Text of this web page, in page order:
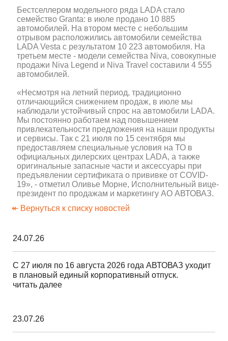
Бестселлером модельного ряда LADA стало
семейство Granta: в июле продано 10 885
автомобилей. На втором месте с небольшим
отрывом расположились автомобили семейства
LADA Vesta с результатом 10 223 автомобиля. На
третьем месте - модели семейства Niva, совокупные
продажи Niva Legend и Niva Travel составили 4 555
автомобилей.
«Несмотря на летний период, традиционно
отличающийся снижением продаж, в июле мы
наблюдали устойчивый спрос на автомобили LADA.
Мы постоянно работаем над повышением
привлекательности предложения на наши продукты
и сервисы. Так с 21 июля по 15 сентября мы
предоставляем специальные условия на ТО в
официальных дилерских центрах LADA, а также
оригинальные запасные части и аксессуары при
предъявлении сертификата о прививке от COVID-
19», - отметил Оливье Морне, Исполнительный вице-
президент по продажам и маркетингу АО АВТОВАЗ.
↞ Вернуться к списку новостей
24.07.26
С 27 июля по 16 августа 2026 года АВТОВАЗ уходит
в плановый единый корпоративный отпуск.
читать далее
23.07.26